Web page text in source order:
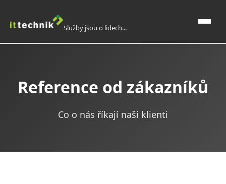
Služby jsou o lidech...
O nás
Reference od zákazníků
Co o nás říkají naši klienti